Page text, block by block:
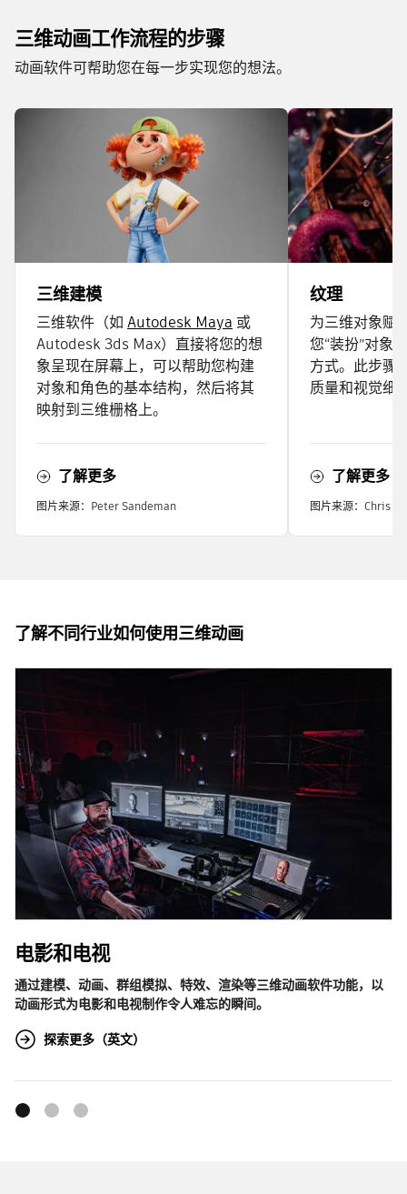
三维动画工作流程的步骤
动画软件可帮助您在每一步实现您的想法。
三维建模
三维软件（如 Autodesk Maya 或
Autodesk 3ds Max）直接将您的想
象呈现在屏幕上，可以帮助您构建
对象和角色的基本结构，然后将其
映射到三维栅格上。
了解更多
图片来源：Peter Sandeman
纹理
为三维对象赋
您“装扮”对象
方式。此步骤
质量和视觉细
了解更多
图片来源：Chris
了解不同行业如何使用三维动画
电影和电视
通过建模、动画、群组模拟、特效、渲染等三维动画软件功能，以
动画形式为电影和电视制作令人难忘的瞬间。
探索更多（英文）